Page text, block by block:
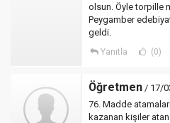
olsun. Öyle torpille
Peygamber
geldi.
Yanıtla (0)
Öğretmen / 17/
76. Madde
kazanan kişiler